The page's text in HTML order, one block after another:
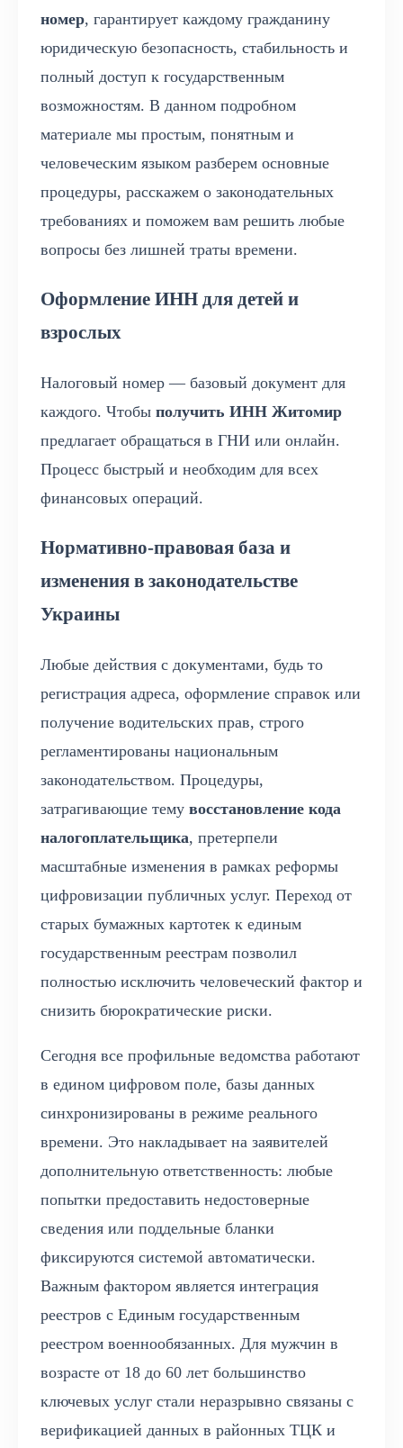
номер, гарантирует каждому гражданину
юридическую безопасность, стабильность и
полный доступ к государственным
возможностям. В данном подробном
материале мы простым, понятным и
человеческим языком разберем основные
процедуры, расскажем о законодательных
требованиях и поможем вам решить любые
вопросы без лишней траты времени.
Оформление ИНН для детей и
взрослых
Налоговый номер — базовый документ для
каждого. Чтобы получить ИНН Житомир
предлагает обращаться в ГНИ или онлайн.
Процесс быстрый и необходим для всех
финансовых операций.
Нормативно-правовая база и
изменения в законодательстве
Украины
Любые действия с документами, будь то
регистрация адреса, оформление справок или
получение водительских прав, строго
регламентированы национальным
законодательством. Процедуры,
затрагивающие тему восстановление кода
налогоплательщика, претерпели
масштабные изменения в рамках реформы
цифровизации публичных услуг. Переход от
старых бумажных картотек к единым
государственным реестрам позволил
полностью исключить человеческий фактор и
снизить бюрократические риски.
Сегодня все профильные ведомства работают
в едином цифровом поле, базы данных
синхронизированы в режиме реального
времени. Это накладывает на заявителей
дополнительную ответственность: любые
попытки предоставить недостоверные
сведения или поддельные бланки
фиксируются системой автоматически.
Важным фактором является интеграция
реестров с Единым государственным
реестром военнообязанных. Для мужчин в
возрасте от 18 до 60 лет большинство
ключевых услуг стали неразрывно связаны с
верификацией данных в районных ТЦК и